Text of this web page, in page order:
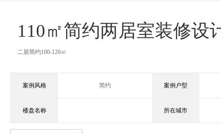
110㎡简约两居室装修设
二居简约100-120㎡
案例风格 简约 案例户型
楼盘名称 所在城市